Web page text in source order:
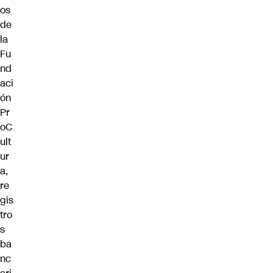
os
de
la
Fu
nd
aci
ón
Pr
oC
ult
ur
a,
re
gis
tro
s
ba
nc